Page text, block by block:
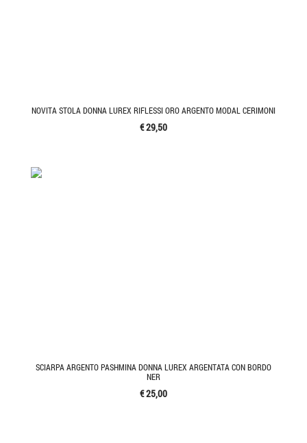
NOVITA STOLA DONNA LUREX RIFLESSI ORO ARGENTO MODAL CERIMONI
€ 29,50
SCIARPA ARGENTO PASHMINA DONNA LUREX ARGENTATA CON BORDO
NER
€ 25,00